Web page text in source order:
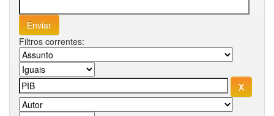
Filtros correntes: